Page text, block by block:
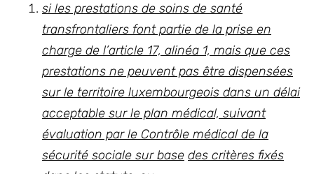
si les prestations de soins de santé
transfrontaliers font partie de la prise en
charge de l’article 17, alinéa 1, mais que ces
prestations ne peuvent pas être dispensées
sur le territoire luxembourgeois dans un délai
acceptable sur le plan médical, suivant
évaluation par le Contrôle médical de la
sécurité sociale sur base des critères fixés